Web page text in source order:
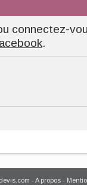
connectez-
.
- A propos -